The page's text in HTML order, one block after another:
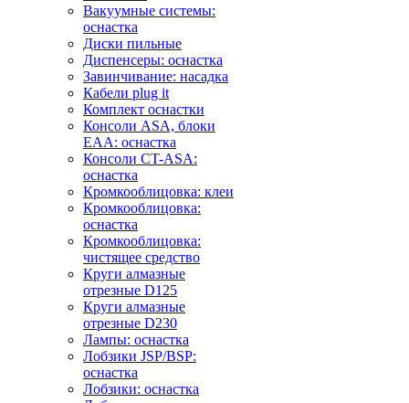
Вакуумные системы:
оснастка
Диски пильные
Диспенсеры: оснастка
Завинчивание: насадка
Кабели plug it
Комплект оснастки
Консоли ASA, блоки
EAA: оснастка
Консоли CT-ASA:
оснастка
Кромкооблицовка: клеи
Кромкооблицовка:
оснастка
Кромкооблицовка:
чистящее средство
Круги алмазные
отрезные D125
Круги алмазные
отрезные D230
Лампы: оснастка
Лобзики JSP/BSP:
оснастка
Лобзики: оснастка